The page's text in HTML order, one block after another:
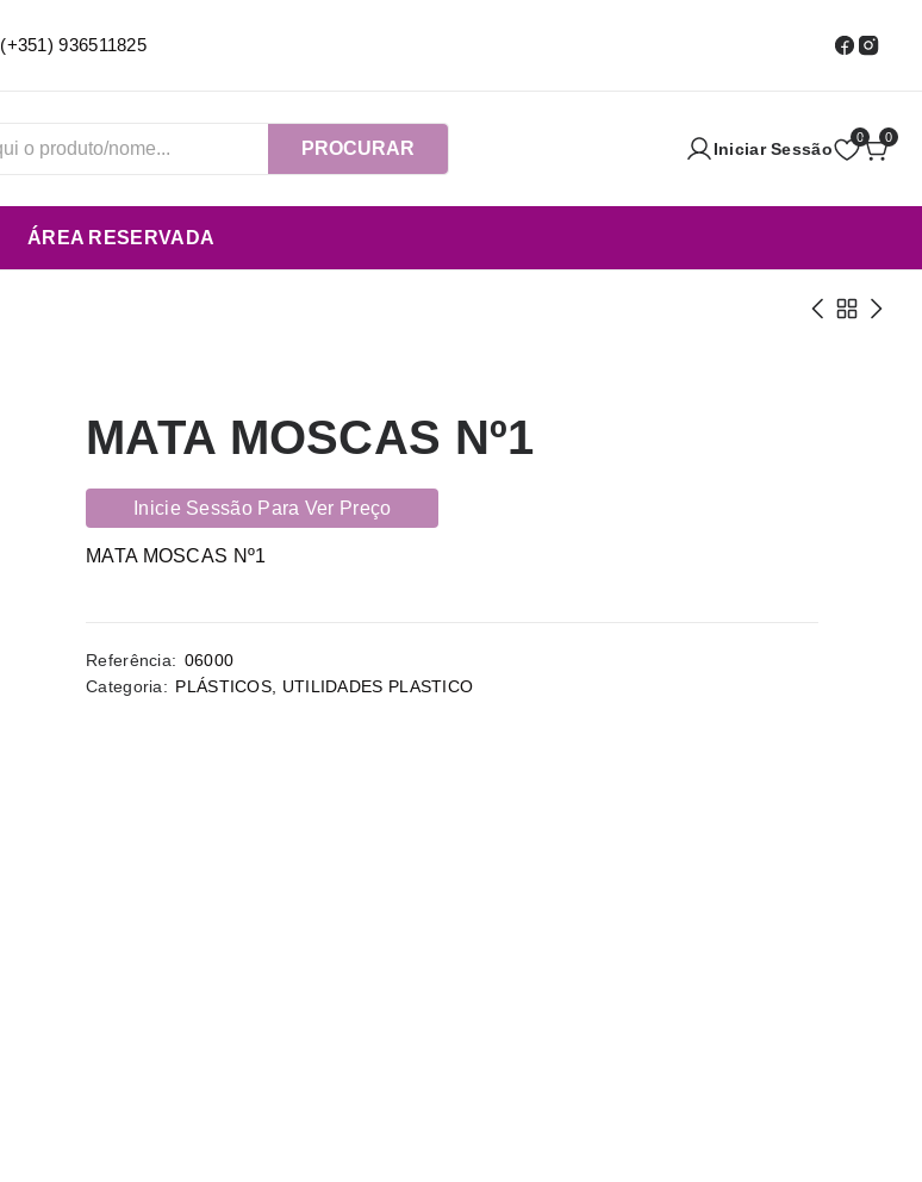
(+351) 936511825
PROCURAR Iniciar Sessão
0 0
ÁREA RESERVADA
MATA MOSCAS Nº1
Inicie Sessão Para Ver Preço
MATA MOSCAS Nº1
Referência: 06000
Categoria: PLÁSTICOS UTILIDADES PLASTICO